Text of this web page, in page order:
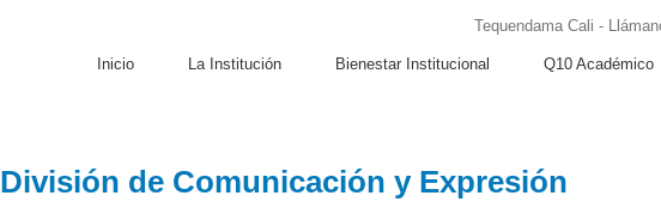
Tequendama Cali -
Inicio La Institución Bienestar Institucional Q10 Académico
División de Comunicación y Expresión